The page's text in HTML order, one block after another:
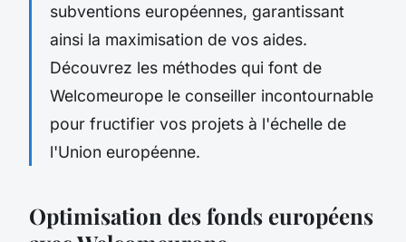
subventions européennes, garantissant
ainsi la maximisation de vos aides.
Découvrez les méthodes qui font de
Welcomeurope le conseiller incontournable
pour fructifier vos projets à l'échelle de
l'Union européenne.
Optimisation des fonds européens